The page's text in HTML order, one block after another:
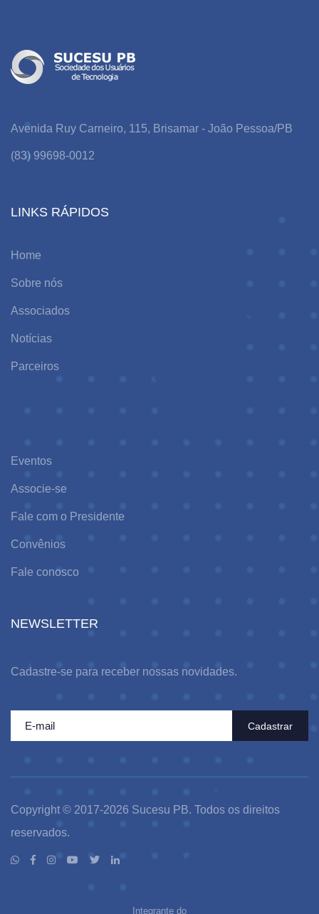
Avenida Ruy Carneiro, 115, Brisamar - João Pessoa/PB
(83) 99698-0012
LINKS RÁPIDOS
Home
Sobre nós
Associados
Notícias
Parceiros
Eventos
Associe-se
Fale com o Presidente
Convênios
Fale conosco
NEWSLETTER
Cadastre-se para receber nossas novidades.
Cadastrar
Copyright © 2017-2026 Sucesu PB. Todos os direitos
reservados.
Integrante do